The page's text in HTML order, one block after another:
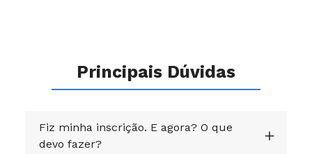
Principais Dúvidas
Fiz minha inscrição. E agora? O que
devo fazer?